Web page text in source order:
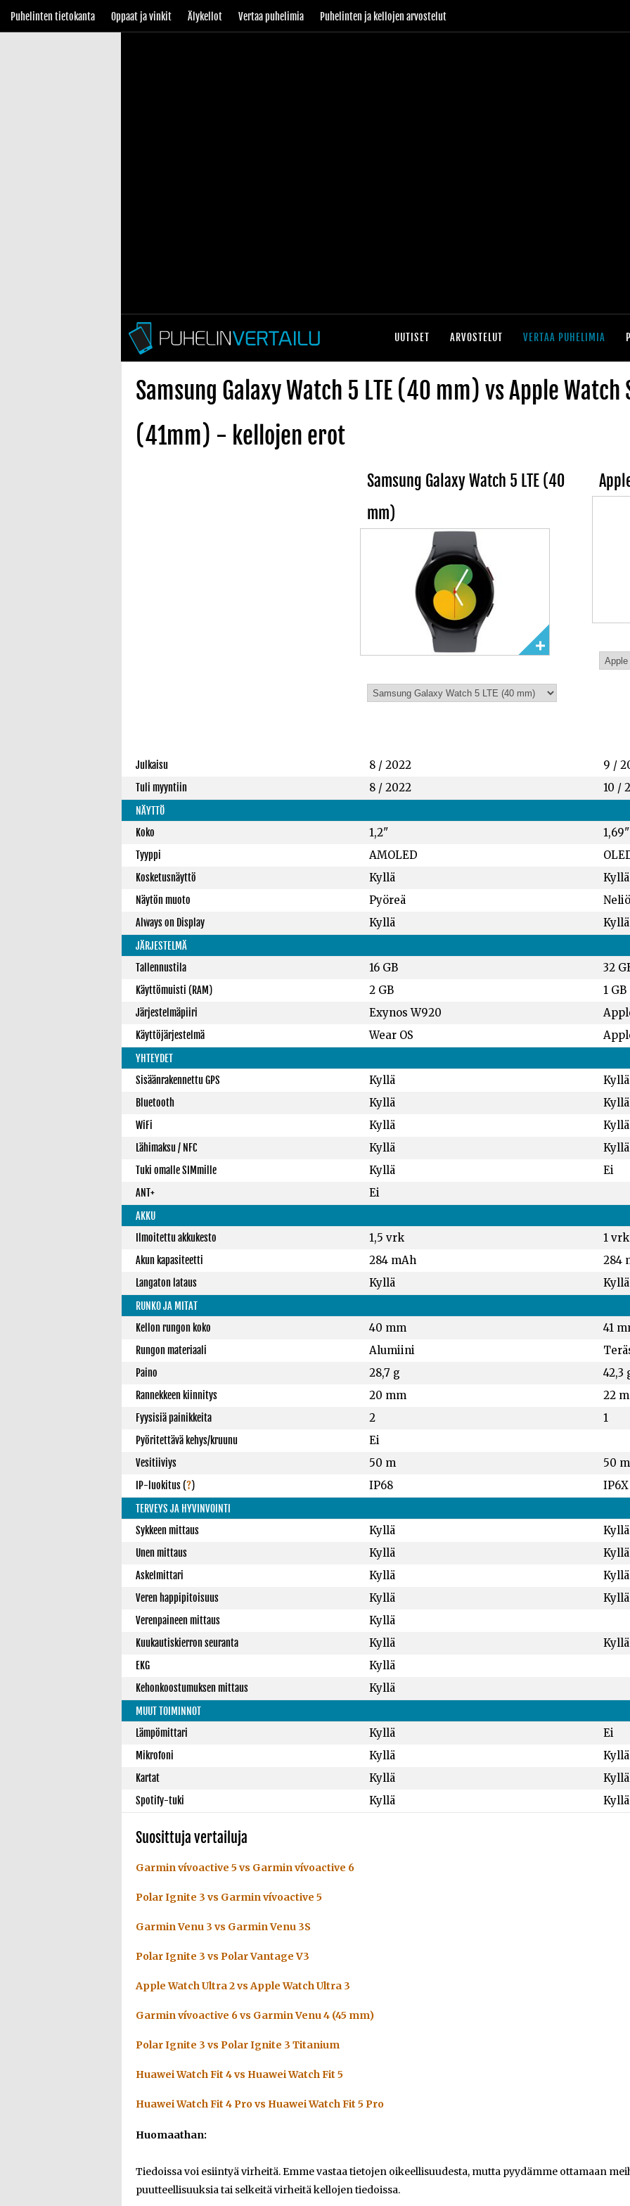
Puhelinten tietokanta Oppaat ja vinkit Älykellot Vertaa puhelimia Puhelinten ja kellojen arvostelut
UUTISET ARVOSTELUT VERTAA PUHELIMIA
Samsung Galaxy Watch 5 LTE (40 mm) vs Apple Watch
(41mm) - kellojen erot
Samsung Galaxy Watch 5 LTE (40
mm)
Julkaisu 8 / 2022 9 /
Tuli myyntiin 8 / 2022 10 /
NÄYTTÖ
Koko
1,2" 1,69"
Tyyppi AMOLED
Kosketusnäyttö Kyllä Kyllä
Näytön muoto Pyöreä Neliö
Always on Display Kyllä Kyllä
JÄRJESTELMÄ
Tallennustila
16 GB 32
Käyttömuisti (RAM) 2 GB 1 GB
Järjestelmäpiiri Exynos W920
Käyttöjärjestelmä Wear OS
YHTEYDET
Sisäänrakennettu GPS
Kyllä Kyllä
Bluetooth Kyllä Kyllä
WiFi Kyllä Kyllä
Lähimaksu / NFC Kyllä Kyllä
Tuki omalle SIMmille Kyllä Ei
ANT+ Ei
AKKU
Ilmoitettu akkukesto
1,5 vrk 1 vrk
Akun kapasiteetti 284 mAh 284
Langaton lataus Kyllä Kyllä
RUNKO JA MITAT
Kellon rungon koko
40 mm 41
Rungon materiaali Alumiini
Paino 28,7 g 42,3
Rannekkeen kiinnitys 20 mm 22
Fyysisiä painikkeita 2 1
Pyöritettävä kehys/kruunu Ei
Vesitiiviys 50 m 50 m
IP-luokitus(?) IP68 IP6X
TERVEYS JA HYVINVOINTI
Sykkeen mittaus
Kyllä Kyllä
Unen mittaus Kyllä Kyllä
Askelmittari Kyllä Kyllä
Veren happipitoisuus Kyllä Kyllä
Verenpaineen mittaus Kyllä
Kuukautiskierron seuranta Kyllä Kyllä
EKG Kyllä
Kehonkoostumuksen mittaus Kyllä
MUUT TOIMINNOT
Lämpömittari
Kyllä Ei
Mikrofoni Kyllä Kyllä
Kartat Kyllä Kyllä
Spotify-tuki Kyllä Kyllä
Suosittuja vertailuja
Garmin vívoactive 5 vs Garmin vívoactive 6
Polar Ignite 3 vs Garmin vívoactive 5
Garmin Venu 3 vs Garmin Venu 3S
Polar Ignite 3 vs Polar Vantage V3
Apple Watch Ultra 2 vs Apple Watch Ultra 3
Garmin vívoactive 6 vs Garmin Venu 4 (45 mm)
Polar Ignite 3 vs Polar Ignite 3 Titanium
Huawei Watch Fit 4 vs Huawei Watch Fit 5
Huawei Watch Fit 4 Pro vs Huawei Watch Fit 5 Pro
Huomaathan:
Tiedoissa voi esiintyä virheitä. Emme vastaa tietojen oikeellisuudesta, mutta pyydämme ottamaan
puutteellisuuksia tai selkeitä virheitä kellojen tiedoissa.